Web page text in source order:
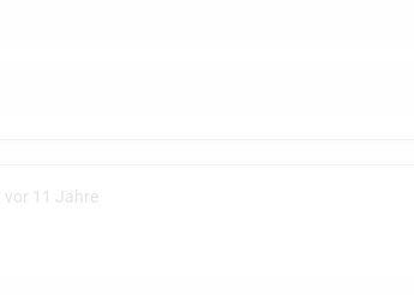
vor 11 Jahre